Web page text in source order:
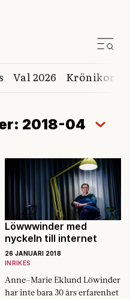
Val 2026 Krönikor
2018-04
Löwwwinder med
nyckeln till internet
26 JANUARI 2018
INRIKES
Anne-Marie Eklund Löwinder
har inte bara 30 års erfarenhet